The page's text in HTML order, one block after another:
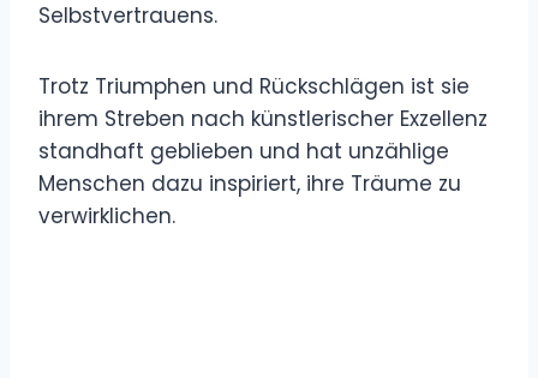
Selbstvertrauens.
Trotz Triumphen und Rückschlägen ist sie
ihrem Streben nach künstlerischer Exzellenz
standhaft geblieben und hat unzählige
Menschen dazu inspiriert, ihre Träume zu
verwirklichen.